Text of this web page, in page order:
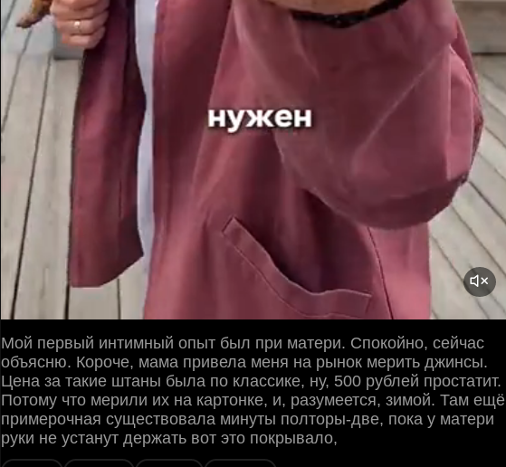
Мой первый интимный опыт был при матери. Спокойно, сейчас
объясню. Короче, мама привела меня на рынок мерить джинсы.
Цена за такие штаны была по классике, ну, 500 рублей простатит.
Потому что мерили их на картонке, и, разумеется, зимой. Там ещё
примерочная существовала минуты полторы-две, пока у матери
руки не устанут держать вот это покрывало,